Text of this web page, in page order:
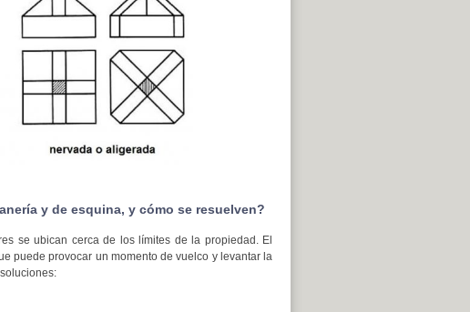
y de esquina, y cómo se resuelven?
se ubican cerca de los límites de la propiedad. El
puede provocar un momento de vuelco y levantar la